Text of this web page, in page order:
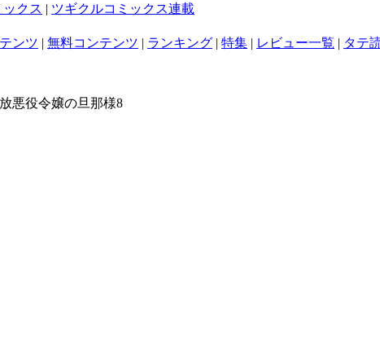
クス | ツギクルコミックス連載
ンツ | 無料コンテンツ | ランキング | 特集 | レビュー一覧 | タテ
悪役令嬢の旦那様8